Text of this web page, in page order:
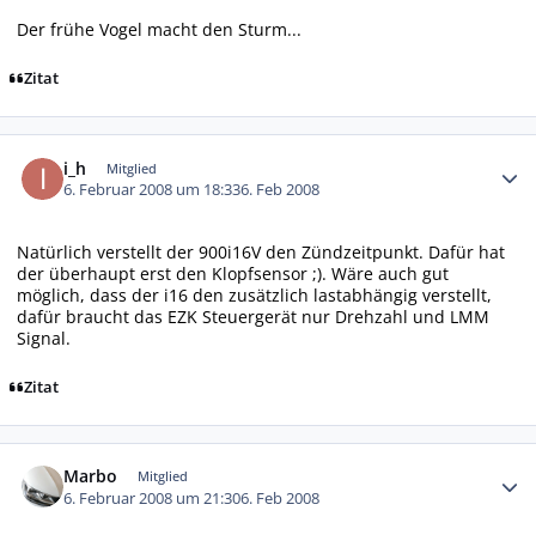
Der frühe Vogel macht den Sturm...
Zitat
i_h Mitglied
6. Februar 2008 um 18:336. Feb 2008
Natürlich verstellt der 900i16V den Zündzeitpunkt. Dafür hat
der überhaupt erst den Klopfsensor ;). Wäre auch gut
möglich, dass der i16 den zusätzlich lastabhängig verstellt,
dafür braucht das EZK Steuergerät nur Drehzahl und LMM
Signal.
Zitat
Marbo Mitglied
6. Februar 2008 um 21:306. Feb 2008